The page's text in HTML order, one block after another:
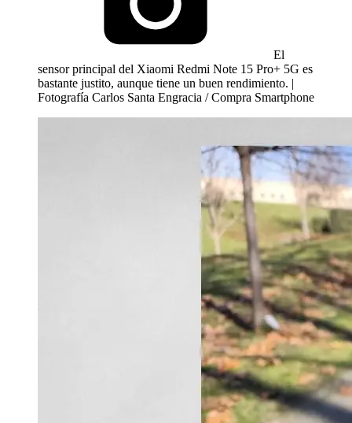
El
sensor principal del Xiaomi Redmi Note 15 Pro+ 5G es
bastante justito, aunque tiene un buen rendimiento. |
Fotografía Carlos Santa Engracia / Compra Smartphone